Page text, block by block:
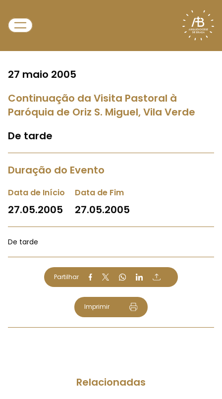
27 maio 2005
Continuação da Visita Pastoral à
Paróquia de Oriz S. Miguel, Vila Verde
De tarde
Duração do Evento
Data de Início
27.05.2005
Data de Fim
27.05.2005
De tarde
Partilhar
Imprimir
Relacionadas